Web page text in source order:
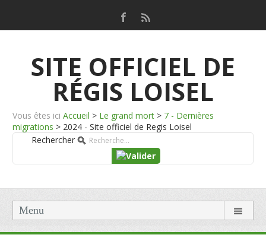
SITE OFFICIEL DE
RÉGIS LOISEL
Vous êtes ici Accueil > Le grand mort > 7 - Dernières
migrations > 2024 - Site officiel de Regis Loisel
Rechercher
Menu